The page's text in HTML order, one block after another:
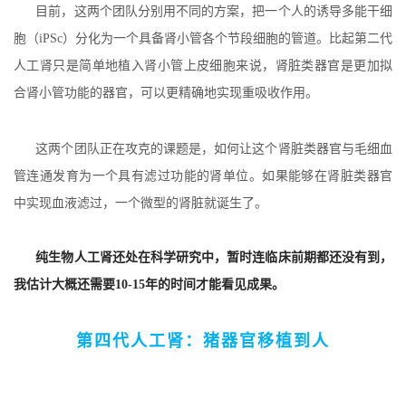
目前，这两个团队分别用不同的方案，把一个人的诱导多能干细
胞（iPSc）分化为一个具备肾小管各个节段细胞的管道。比起第二代
人工肾只是简单地植入肾小管上皮细胞来说，肾脏类器官是更加拟
合肾小管功能的器官，可以更精确地实现重吸收作用。
这两个团队正在攻克的课题是，如何让这个肾脏类器官与毛细血
管连通发育为一个具有滤过功能的肾单位。如果能够在肾脏类器官
中实现血液滤过，一个微型的肾脏就诞生了。
纯生物人工肾还处在科学研究中，暂时连临床前期都还没有到，
我估计大概还需要10-15年的时间才能看见成果。
第四代人工肾： 猪器官移植到人